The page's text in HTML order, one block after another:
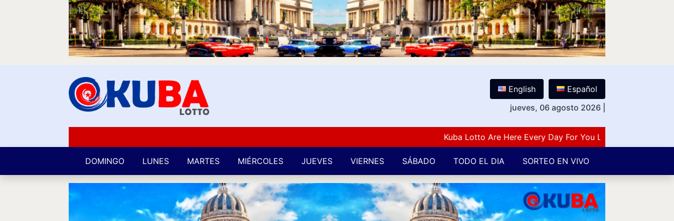
English
Español
jueves, 06 agosto 2026
Kuba Lotto Are Here Every Day For You Lovers Of Number
DOMINGO LUNES MARTES MIÉRCOLES JUEVES VIERNES SÁBADO TODO EL DIA SORTEO EN VIVO